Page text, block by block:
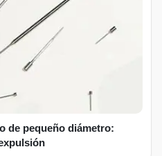
de pequeño diámetro: